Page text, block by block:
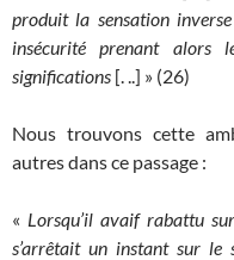
produit la sensation
insécurité prenant alors
significations [. ..] » (26)
Nous trouvons cette
autres dans ce passage :
« Lorsqu’il avaif rabattu
s’arrêtait un instant sur